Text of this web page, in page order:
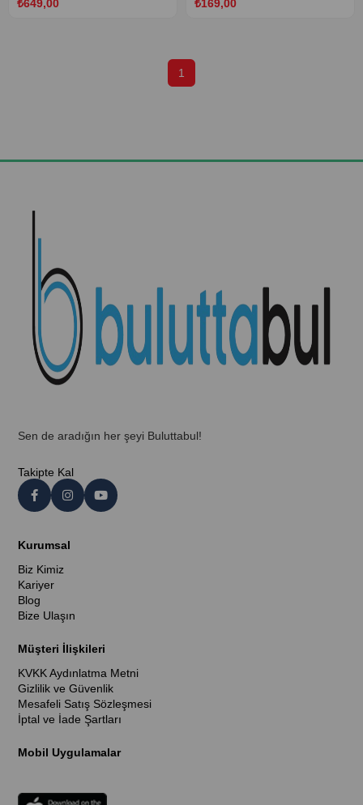
₺649,00 ₺169,00
1
Sen de aradığın her şeyi Buluttabul!
Takipte Kal
Kurumsal
Biz Kimiz
Kariyer
Blog
Bize Ulaşın
Müşteri İlişkileri
KVKK Aydınlatma Metni
Gizlilik ve Güvenlik
Mesafeli Satış Sözleşmesi
İptal ve İade Şartları
Mobil Uygulamalar